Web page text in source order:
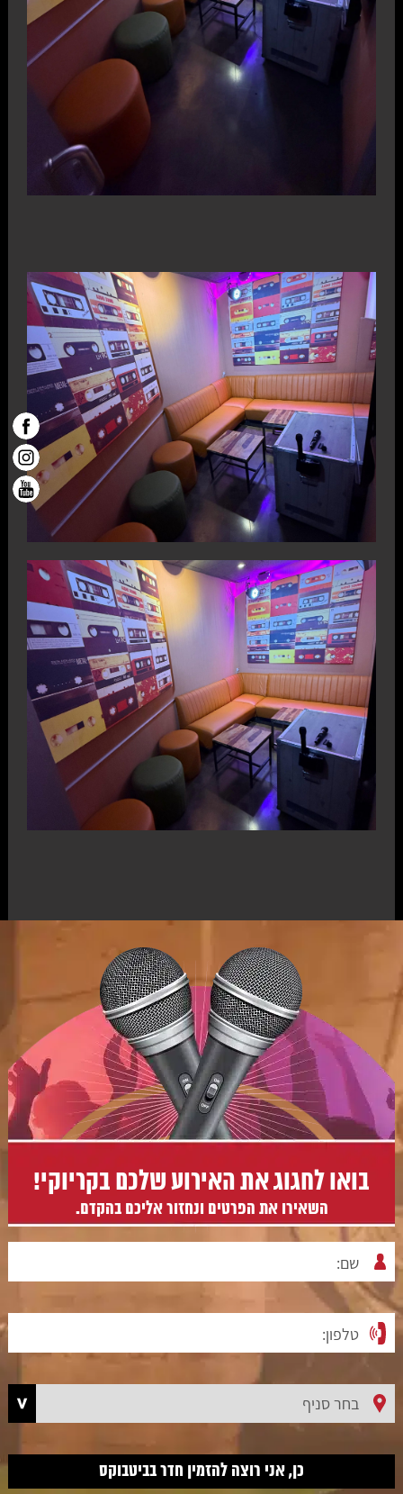
בואו לחגוג את האירוע שלכם בקריוקי!
השאירו את הפרטים ונחזור אליכם בהקדם.